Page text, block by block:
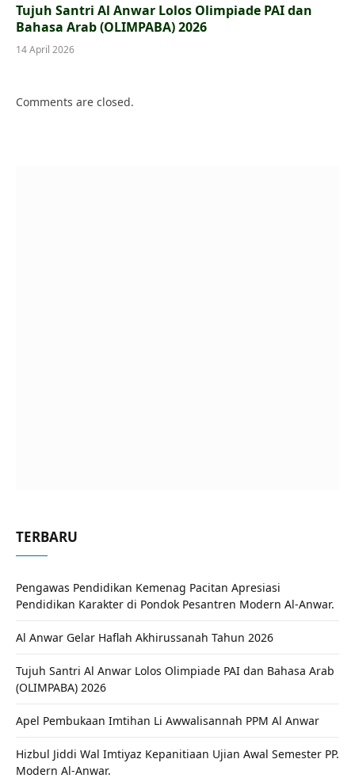
Tujuh Santri Al Anwar Lolos Olimpiade PAI dan
Bahasa Arab (OLIMPABA) 2026
14 April 2026
Comments are closed.
TERBARU
Pengawas Pendidikan Kemenag Pacitan Apresiasi
Pendidikan Karakter di Pondok Pesantren Modern Al-Anwar.
Al Anwar Gelar Haflah Akhirussanah Tahun 2026
Tujuh Santri Al Anwar Lolos Olimpiade PAI dan Bahasa Arab
(OLIMPABA) 2026
Apel Pembukaan Imtihan Li Awwalisannah PPM Al Anwar
Hizbul Jiddi Wal Imtiyaz Kepanitiaan Ujian Awal Semester PP.
Modern Al-Anwar.